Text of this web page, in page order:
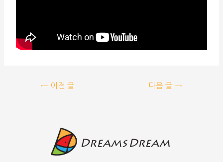
←이전 글 다음 글→